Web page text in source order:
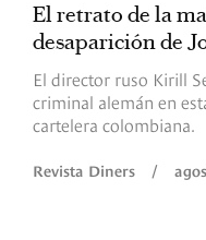
El retrato de la
desaparición de
El director ruso Kirill
criminal alemán en
cartelera colombiana.
Revista Diners /